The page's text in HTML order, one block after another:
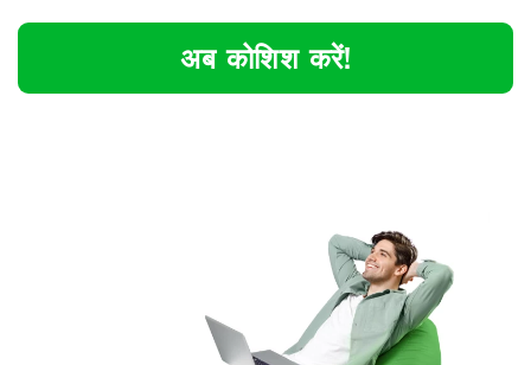
अब कोशिश करें!